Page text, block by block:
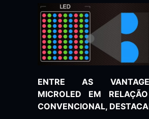
ENTRE AS
MICROLED EM
CONVENCIONAL,